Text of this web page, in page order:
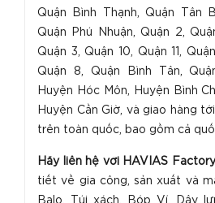
Quận Bình Thạnh, Quận Tân
Quận Phú Nhuận, Quận 2,
Quận 3, Quận 10, Quận 11,
Quận 8, Quận Bình Tân,
Huyện Hóc Môn, Huyện Bình
Huyện Cần Giờ, và giao hàng
trên toàn quốc, bao gồm cả
H ãy liên hệ với HAVIAS Factory
tiết về gia công, sản xuất và
Balo, Túi xách, Bóp Ví, Dây